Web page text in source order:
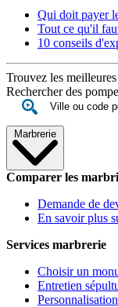
Qui doit payer
Tout ce qu'il
10 conseils
Trouvez les
Rechercher des
Marbrerie
Comparer les
Demande de
En savoir plus
Services marbrerie
Choisir un
Entretien